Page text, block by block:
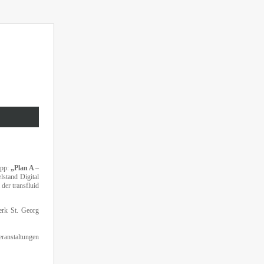
„Plan A –
Digital
transfluid
St. Georg